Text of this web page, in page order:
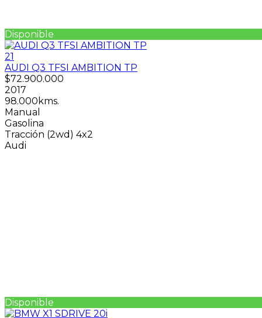
Disponible
21
AUDI Q3 TFSI AMBITION TP
$72.900.000
2017
98.000kms.
Manual
Gasolina
Tracción (2wd) 4x2
Audi
Disponible